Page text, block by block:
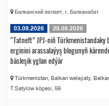
Балканский велаят, г. Балканабат
03.08.2026 28.08.2026
“Tatneft” JPJ-niň Türkmenistandaky
erginini arassalaýyş blogunyň
bäsleşik yglan edýär
Türkmenistan, Balkan welaýaty,
T.Satylow köçesi, 59